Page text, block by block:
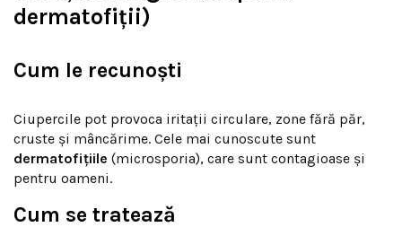
dermatofiții)
Cum le recunoști
Ciupercile pot provoca iritații circulare, zone fără păr,
cruste și mâncărime. Cele mai cunoscute sunt
dermatofițiile (microsporia), care sunt contagioase și
pentru oameni.
Cum se tratează